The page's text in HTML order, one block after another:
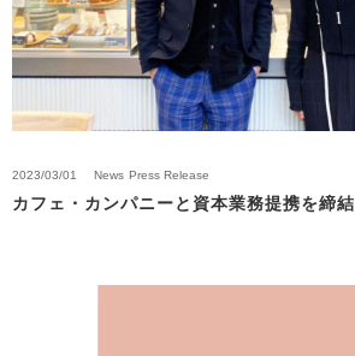
2023/03/01 News Press Release
カフェ・カンパニーと資本業務提携を締結